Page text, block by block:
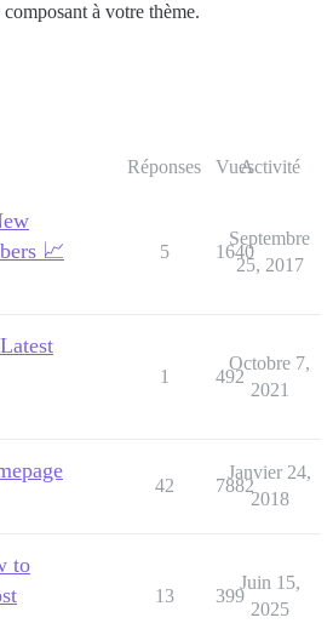
à votre thème.
Réponses VuesActivité
📈
5 1640
Septembre
25, 2017
1 492
Octobre 7,
2021
42 7882
Janvier 24,
2018
to
13 399
Juin 15,
2025